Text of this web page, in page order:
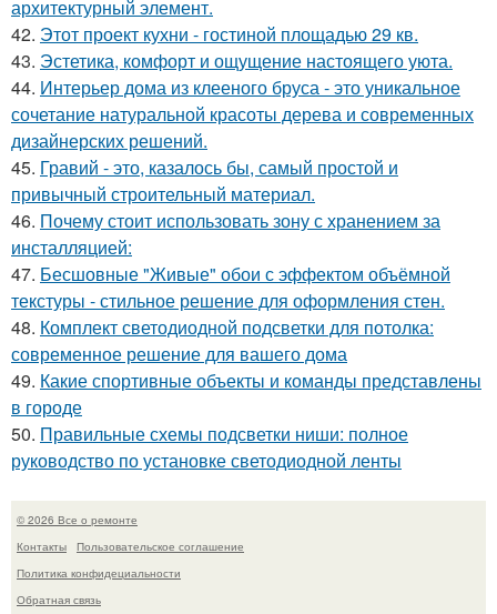
архитектурный элемент.
42. Этот проект кухни - гостиной площадью 29 кв.
43. Эстетика, комфорт и ощущение настоящего уюта.
44. Интерьер дома из клееного бруса - это уникальное
сочетание натуральной красоты дерева и современных
дизайнерских решений.
45. Гравий - это, казалось бы, самый простой и
привычный строительный материал.
46. Почему стоит использовать зону с хранением за
инсталляцией:
47. Бесшовные "Живые" обои с эффектом объёмной
текстуры - стильное решение для оформления стен.
48. Комплект светодиодной подсветки для потолка:
современное решение для вашего дома
49. Какие спортивные объекты и команды представлены
в городе
50. Правильные схемы подсветки ниши: полное
руководство по установке светодиодной ленты
© 2026 Все о ремонте
Контакты
Пользовательское соглашение
Политика конфидециальности
Обратная связь